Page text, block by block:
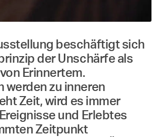
beschäftigt sich
der Unschärfe als
Erinnertem.
werden zu inneren
Zeit, wird es immer
und Erlebtes
Zeitpunkt